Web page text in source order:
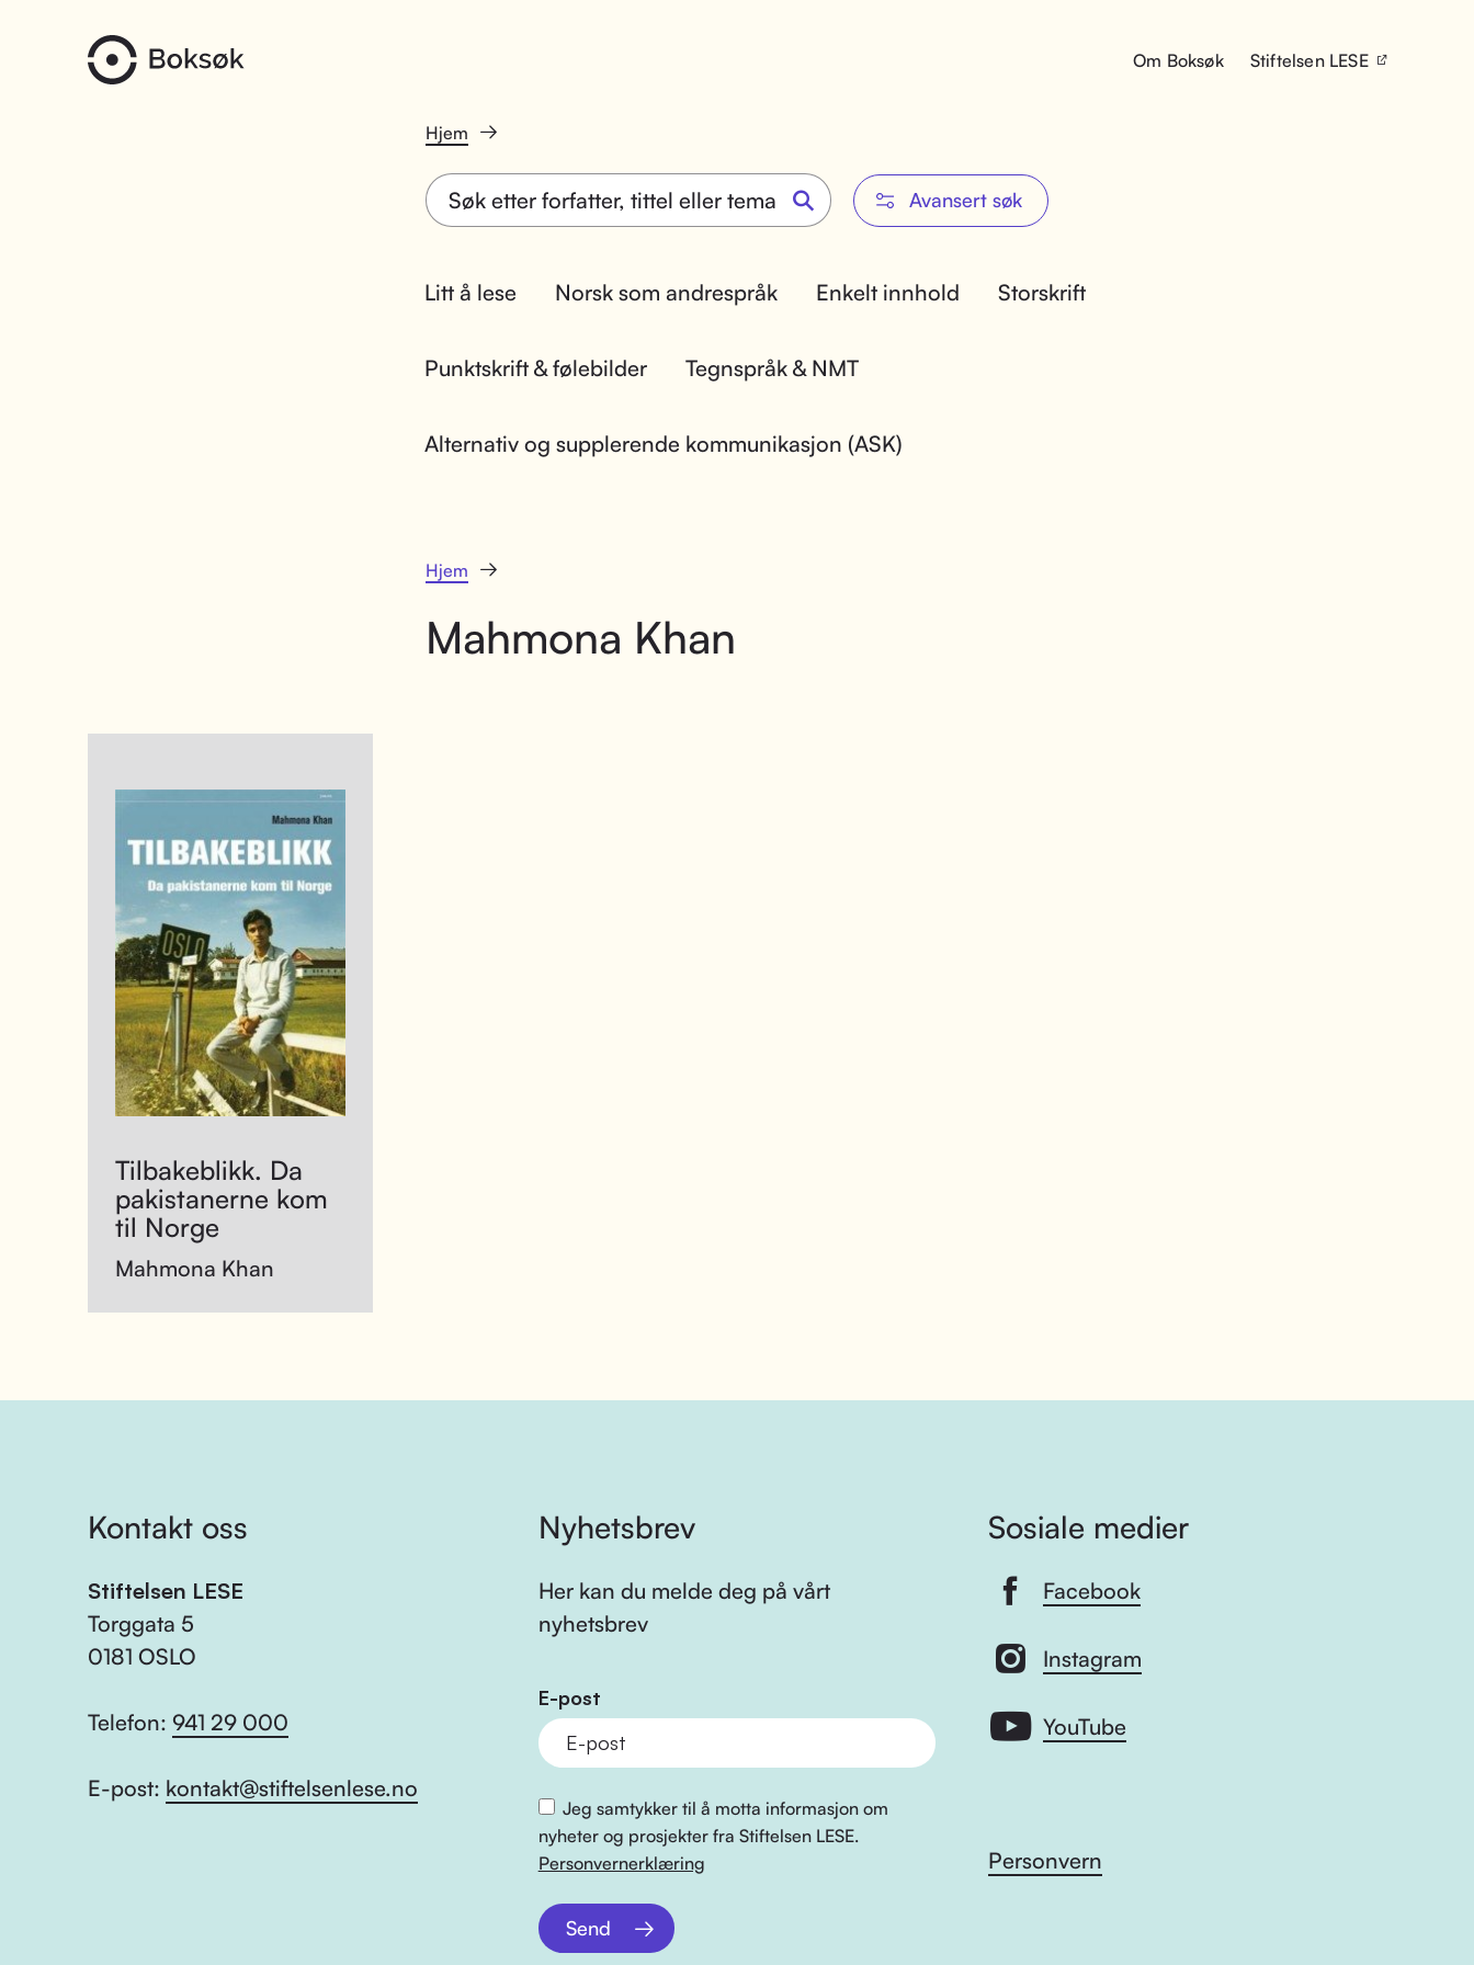
Om Boksøk Stiftelsen LESE
Hjem
Avansert søk
Litt å lese Norsk som andrespråk Enkelt innhold Storskrift
Punktskrift & følebilder Tegnspråk & NMT
Alternativ og supplerende kommunikasjon (ASK)
Hjem
Mahmona Khan
Tilbakeblikk. Da
pakistanerne kom
til Norge
Mahmona Khan
Kontakt oss
Stiftelsen LESE
Torggata 5
0181 OSLO
Telefon: 941 29 000
E-post: kontakt@stiftelsenlese.no
Nyhetsbrev
Her kan du melde deg på vårt
nyhetsbrev
E-post
Jeg samtykker til å motta informasjon om
nyheter og prosjekter fra Stiftelsen LESE.
Personvernerklæring
Send
Sosiale medier
Facebook
Instagram
YouTube
Personvern